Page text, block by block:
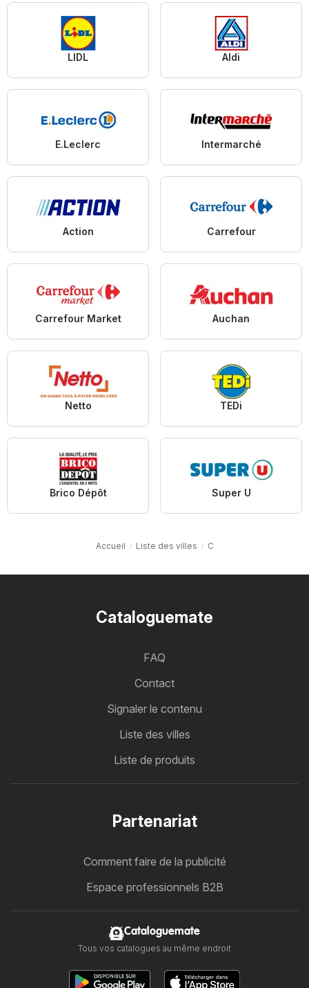
LIDL Aldi
E.Leclerc Intermarché
Action Carrefour
Carrefour Market Auchan
Netto TEDi
Brico Dépôt Super U
Accueil Liste des villes C
Cataloguemate
FAQ
Contact
Signaler le contenu
Liste des villes
Liste de produits
Partenariat
Comment faire de la publicité
Espace professionnels B2B
Cataloguemate
Tous vos catalogues au même endroit